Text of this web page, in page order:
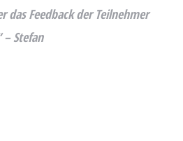
das Feedback der Teilnehmer
Stefan